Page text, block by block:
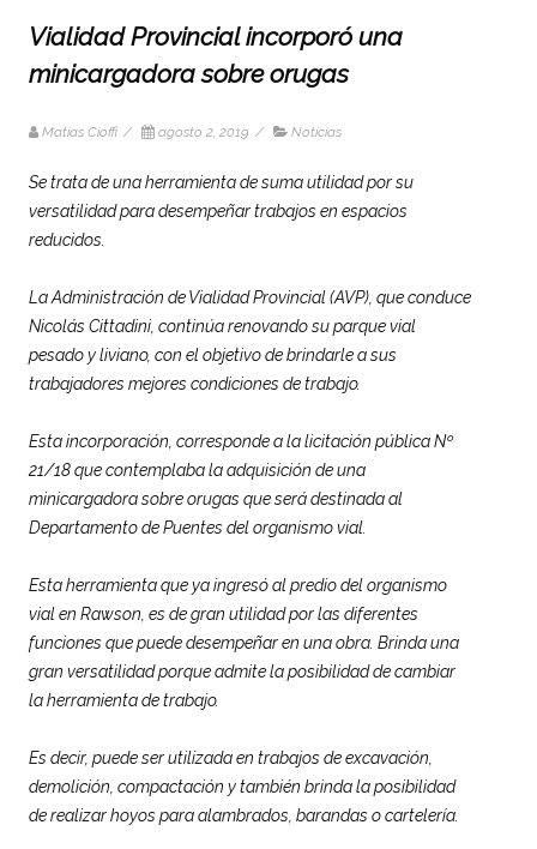
Vialidad Provincial incorporó una
minicargadora sobre orugas
Matias Cioffi / agosto 2, 2019 / Noticias
Se trata de una herramienta de suma utilidad por su
versatilidad para desempeñar trabajos en espacios
reducidos.
La Administración de Vialidad Provincial (AVP), que conduce
Nicolás Cittadini, continúa renovando su parque vial
pesado y liviano, con el objetivo de brindarle a sus
trabajadores mejores condiciones de trabajo.
Esta incorporación, corresponde a la licitación pública Nº
21/18 que contemplaba la adquisición de una
minicargadora sobre orugas que será destinada al
Departamento de Puentes del organismo vial.
Esta herramienta que ya ingresó al predio del organismo
vial en Rawson, es de gran utilidad por las diferentes
funciones que puede desempeñar en una obra. Brinda una
gran versatilidad porque admite la posibilidad de cambiar
la herramienta de trabajo.
Es decir, puede ser utilizada en trabajos de excavación,
demolición, compactación y también brinda la posibilidad
de realizar hoyos para alambrados, barandas o cartelería.